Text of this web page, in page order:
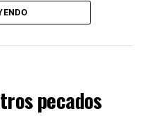
pecados